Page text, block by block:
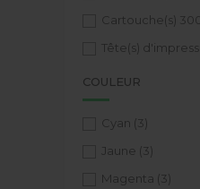
Cartouche(s)
Tête(s)
COULEUR
Cyan (3)
Jaune (3)
Magenta (3)